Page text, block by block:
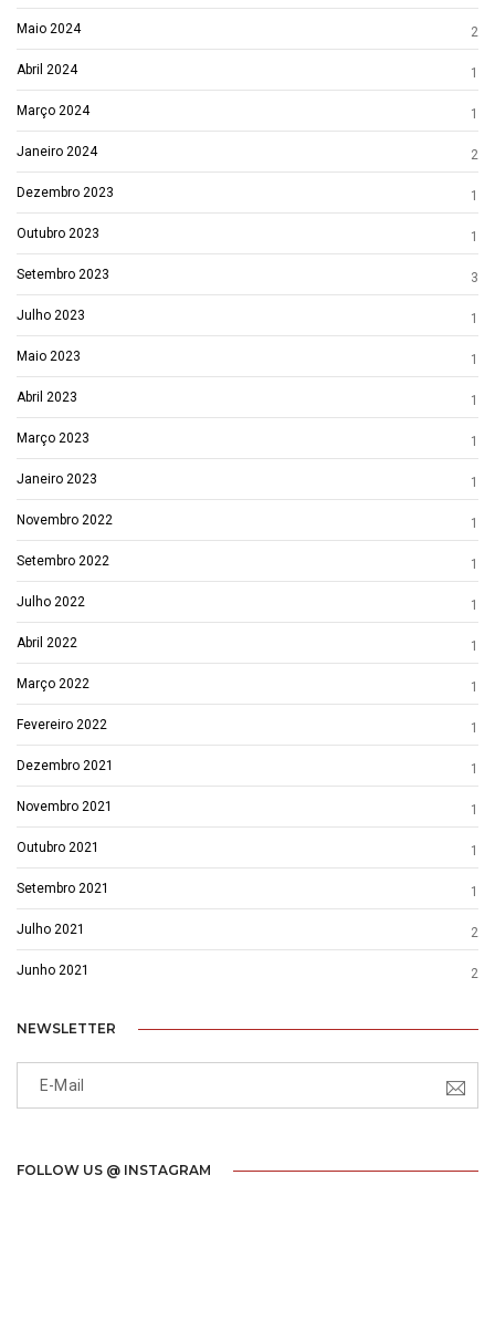
Maio 2024 2
Abril 2024 1
Março 2024 1
Janeiro 2024 2
Dezembro 2023 1
Outubro 2023 1
Setembro 2023 3
Julho 2023 1
Maio 2023 1
Abril 2023 1
Março 2023 1
Janeiro 2023 1
Novembro 2022 1
Setembro 2022 1
Julho 2022 1
Abril 2022 1
Março 2022 1
Fevereiro 2022 1
Dezembro 2021 1
Novembro 2021 1
Outubro 2021 1
Setembro 2021 1
Julho 2021 2
Junho 2021 2
NEWSLETTER
FOLLOW US @ INSTAGRAM